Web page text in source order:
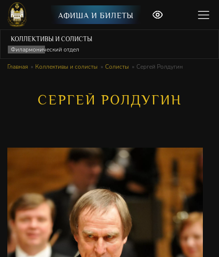
АФИША И БИЛЕТЫ
КОЛЛЕКТИВЫ И СОЛИСТЫ
Филармонический отдел
Главная Коллективы и солисты Солисты Сергей Ролдугин
СЕРГЕЙ РОЛДУГИН